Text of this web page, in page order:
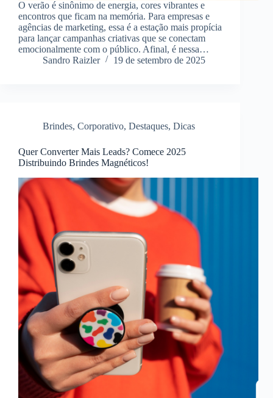
O verão é sinônimo de energia, cores vibrantes e
encontros que ficam na memória. Para empresas e
agências de marketing, essa é a estação mais propícia
para lançar campanhas criativas que se conectam
emocionalmente com o público. Afinal, é nessa…
Sandro Raizler
19 de setembro de 2025
Brindes, Corporativo, Destaques, Dicas
Quer Converter Mais Leads? Comece 2025
Distribuindo Brindes Magnéticos!